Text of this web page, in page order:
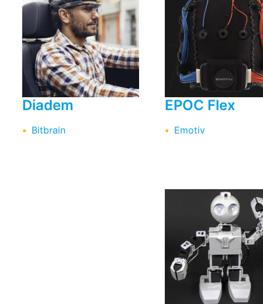
Diadem
Bitbrain
EPOC Flex
Emotiv